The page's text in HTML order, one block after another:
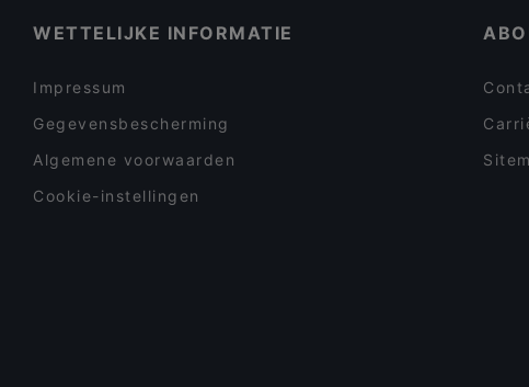
WETTELIJKE INFORMATIE
Impressum
Gegevensbescherming
Algemene voorwaarden
Cookie-instellingen